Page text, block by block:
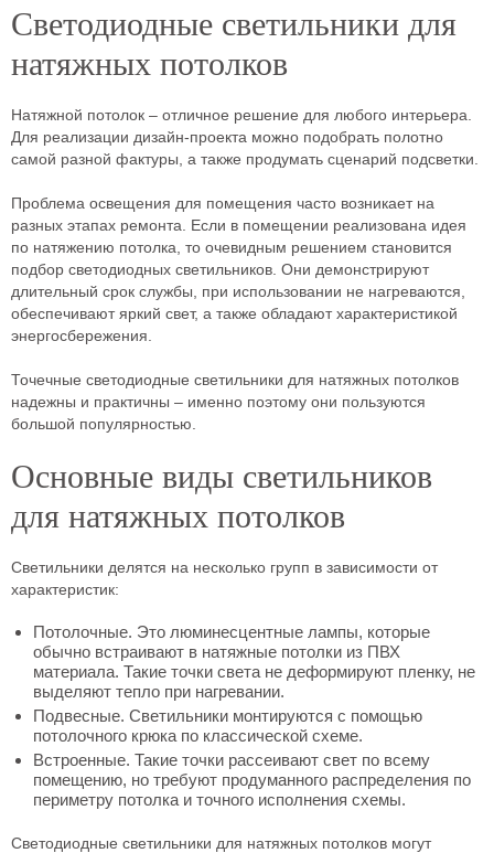
Светодиодные светильники для
натяжных потолков
Натяжной потолок – отличное решение для любого интерьера.
Для реализации дизайн-проекта можно подобрать полотно
самой разной фактуры, а также продумать сценарий подсветки.
Проблема освещения для помещения часто возникает на
разных этапах ремонта. Если в помещении реализована идея
по натяжению потолка, то очевидным решением становится
подбор светодиодных светильников. Они демонстрируют
длительный срок службы, при использовании не нагреваются,
обеспечивают яркий свет, а также обладают характеристикой
энергосбережения.
Точечные светодиодные светильники для натяжных потолков
надежны и практичны – именно поэтому они пользуются
большой популярностью.
Основные виды светильников
для натяжных потолков
Светильники делятся на несколько групп в зависимости от
характеристик:
Потолочные. Это люминесцентные лампы, которые
обычно встраивают в натяжные потолки из ПВХ
материала. Такие точки света не деформируют пленку, не
выделяют тепло при нагревании.
Подвесные. Светильники монтируются с помощью
потолочного крюка по классической схеме.
Встроенные. Такие точки рассеивают свет по всему
помещению, но требуют продуманного распределения по
периметру потолка и точного исполнения схемы.
Светодиодные светильники для натяжных потолков могут